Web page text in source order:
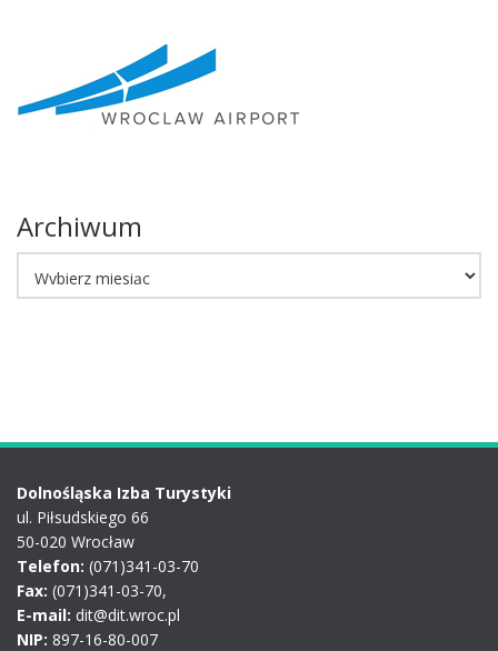
Archiwum
Dolnośląska Izba Turystyki
ul. Piłsudskiego 66
50-020 Wrocław
Telefon: (071)341-03-70
Fax: (071)341-03-70,
E-mail: dit@dit.wroc.pl
NIP: 897-16-80-007